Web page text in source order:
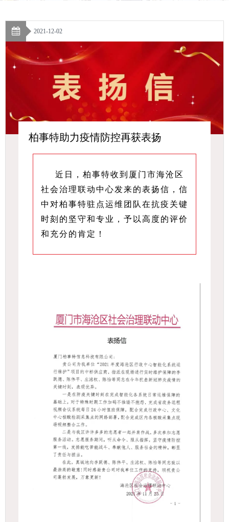
2021-12-02
柏事特助力疫情防控再获表扬
近日，柏事特收到厦门市海沧区
社会治理联动中心发来的表扬信，信
中对柏事特驻点运维团队在抗疫关键
时刻的坚守和专业，予以高度的评价
和充分的肯定！